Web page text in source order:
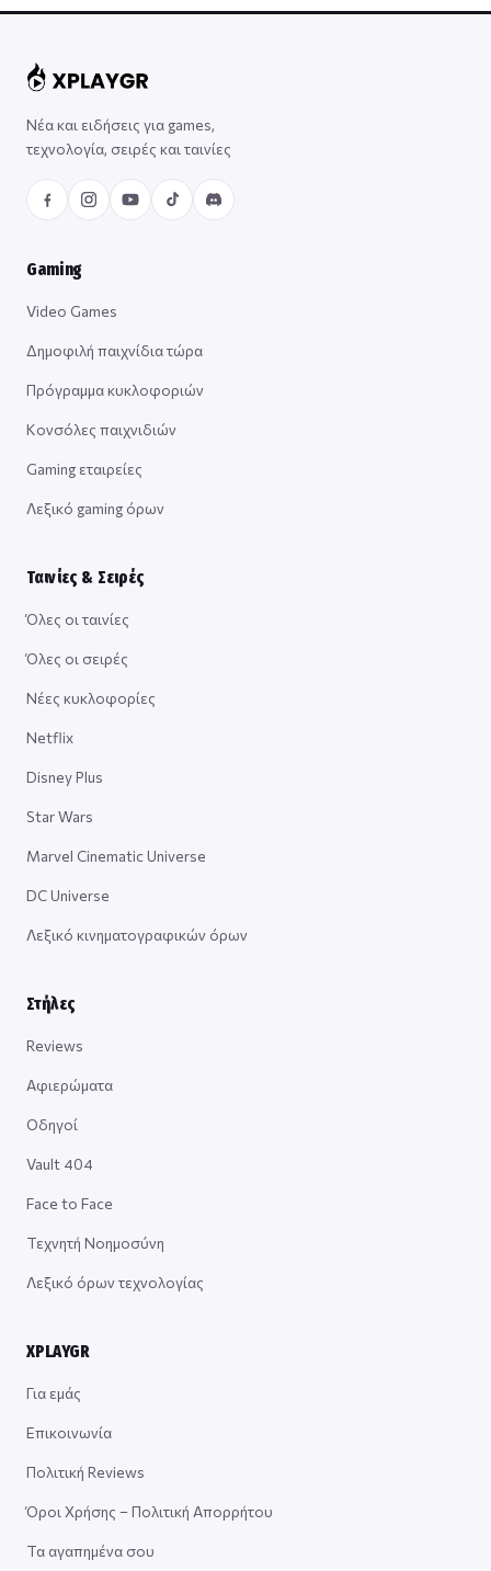
Νέα και ειδήσεις για games,
τεχνολογία, σειρές και ταινίες
Gaming
Video Games
Δημοφιλή παιχνίδια τώρα
Πρόγραμμα κυκλοφοριών
Κονσόλες παιχνιδιών
Gaming εταιρείες
Λεξικό gaming όρων
Ταινίες & Σειρές
Όλες οι ταινίες
Όλες οι σειρές
Νέες κυκλοφορίες
Netflix
Disney Plus
Star Wars
Marvel Cinematic Universe
DC Universe
Λεξικό κινηματογραφικών όρων
Στήλες
Reviews
Αφιερώματα
Οδηγοί
Vault 404
Face to Face
Τεχνητή Νοημοσύνη
Λεξικό όρων τεχνολογίας
XPLAYGR
Για εμάς
Επικοινωνία
Πολιτική Reviews
Όροι Χρήσης – Πολιτική Απορρήτου
Τα αγαπημένα σου